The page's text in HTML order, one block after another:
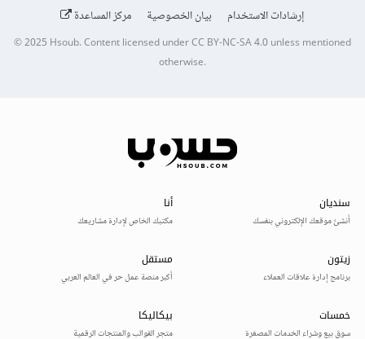
إرشادات الاستخدام
بيان الخصوصية مركز المساعدة
© 2025Hsoub.Content licensed underCC BY-NC-SA 4.0unless mentioned
otherwise.